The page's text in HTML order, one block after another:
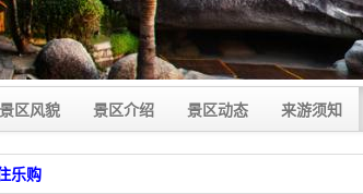
景区风貌 景区介绍 景区动态 来游须知
乐购